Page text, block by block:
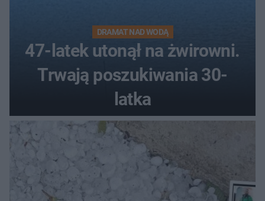
DRAMAT NAD WODĄ
47-latek utonął na żwirowni.
Trwają poszukiwania 30-
latka